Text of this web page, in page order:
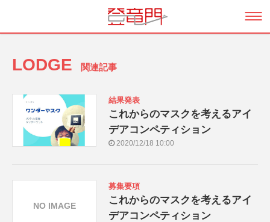
LODGE 関連記事
結果発表
これからのマスクを考えるアイ
デアコンペティション
2020/12/18 10:00
募集要項
これからのマスクを考えるアイ
デアコンペティション
NO IMAGE